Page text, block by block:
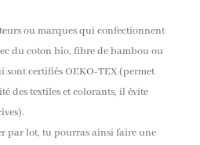
ou marques qui confectionnent
du coton bio, fibre de bambou ou
sont certifiés OEKO-TEX (permet
des textiles et colorants, il évite
par lot, tu pourras ainsi faire une